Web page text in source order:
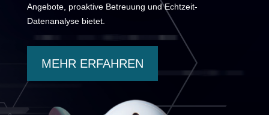
Angebote, proaktive Betreuung und Echtzeit-
Datenanalyse bietet.
MEHR ERFAHREN